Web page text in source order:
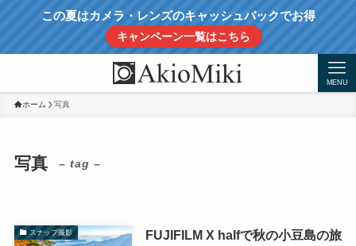
この夏はカメラ・レンズのキャッシュバックでお得
キャンペーン一覧はこちら
MENU
ホーム 写真
写真 – tag –
スナップ撮影
FUJIFILM X halfで秋の小豆島の旅